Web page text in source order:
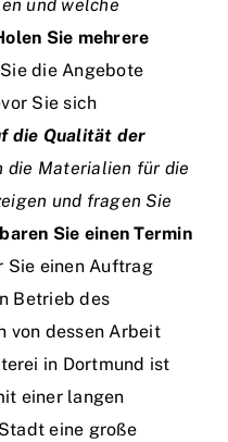
und welche
Sie mehrere
die Angebote
Sie sich
die Qualität der
die Materialien für die
und fragen Sie
Sie einen Termin
Sie einen Auftrag
Betrieb des
von dessen Arbeit
in Dortmund ist
einer langen
eine große